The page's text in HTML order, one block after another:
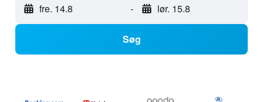
fre. 14.8 - lør. 15.8
Søg